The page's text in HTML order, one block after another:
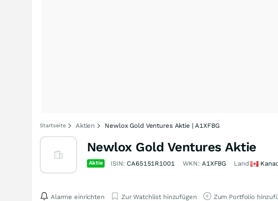
Startseite Aktien Newlox Gold Ventures Aktie | A1XFBG
Newlox Gold Ventures Aktie
Aktie ISIN: CA65151R1001 WKN: A1XFBG Land
Alarme einrichten Zur Watchlist hinzufügen Zum Portfolio